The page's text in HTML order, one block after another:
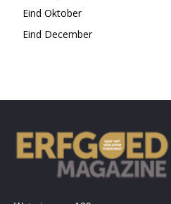
Eind Oktober
Eind December